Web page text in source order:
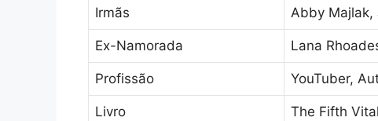
Irmãs Abby Majlak,
Ex-Namorada Lana
Profissão YouTuber,
Livro The Fifth Vital